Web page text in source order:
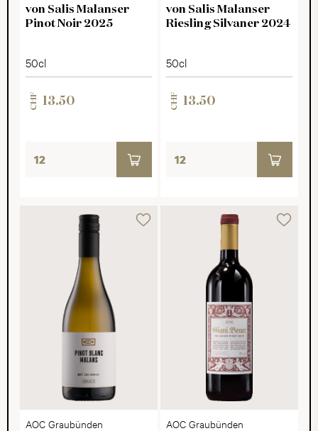
von Salis Malanser
Pinot Noir 2025
50cl
CHF 13.50
von Salis Malanser
Riesling Silvaner 2024
50cl
CHF 13.50
AOC Graubünden AOC Graubünden